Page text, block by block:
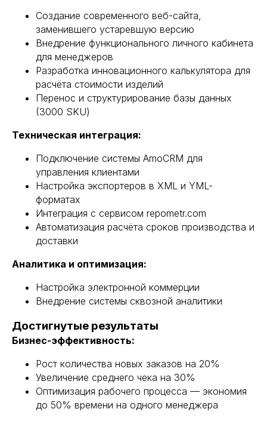
Создание современного веб-сайта,
заменившего устаревшую версию
Внедрение функционального личного кабинета
для менеджеров
Разработка инновационного калькулятора для
расчёта стоимости изделий
Перенос и структурирование базы данных
(3000 SKU)
Техническая интеграция:
Подключение системы AmoCRM для
управления клиентами
Настройка экспортеров в XML и YML-
форматах
Интеграция с сервисом repometr.com
Автоматизация расчёта сроков производства и
доставки
Аналитика и оптимизация:
Настройка электронной коммерции
Внедрение системы сквозной аналитики
Достигнутые результаты
Бизнес-эффективность:
Рост количества новых заказов на 20%
Увеличение среднего чека на 30%
Оптимизация рабочего процесса — экономия
до 50% времени на одного менеджера